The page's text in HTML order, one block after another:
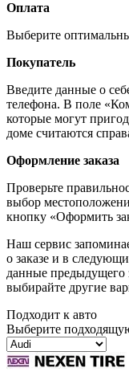
Оплата
Выберите
Покупатель
Введите данные о
телефона. В поле
которые могут
доме считаются
Оформление заказа
Проверьте
выбор
кнопку «Оформить
Наш сервис
о заказе и в
данные предыдущего
выбирайте другие
Подходит к авто
Выберите